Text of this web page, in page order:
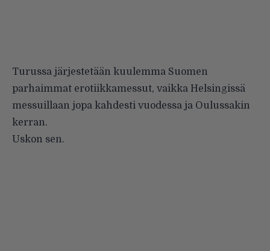
Turussa järjestetään kuulemma Suomen
parhaimmat erotiikkamessut, vaikka Helsingissä
messuillaan jopa kahdesti vuodessa ja Oulussakin
kerran.
Uskon sen.